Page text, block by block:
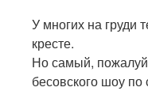
У многих на груди
кресте.
Но самый,
бесовского шоу